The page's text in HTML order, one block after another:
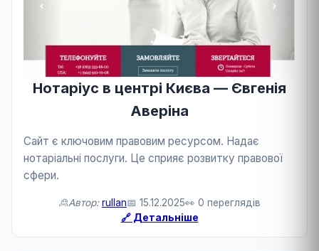
Нотаріус в центрі Києва — Євгенія
Аверіна
Сайт є ключовим правовим ресурсом. Надає
нотаріальні послуги. Це сприяє розвитку правової
сфери.
🙎Автор: rullan📅 15.12.2025👀 0 переглядів
🔗 Детальніше